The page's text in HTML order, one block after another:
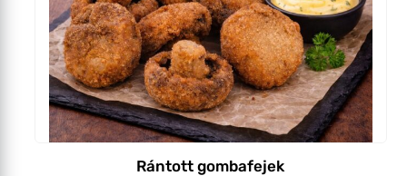
Rántott gombafejek